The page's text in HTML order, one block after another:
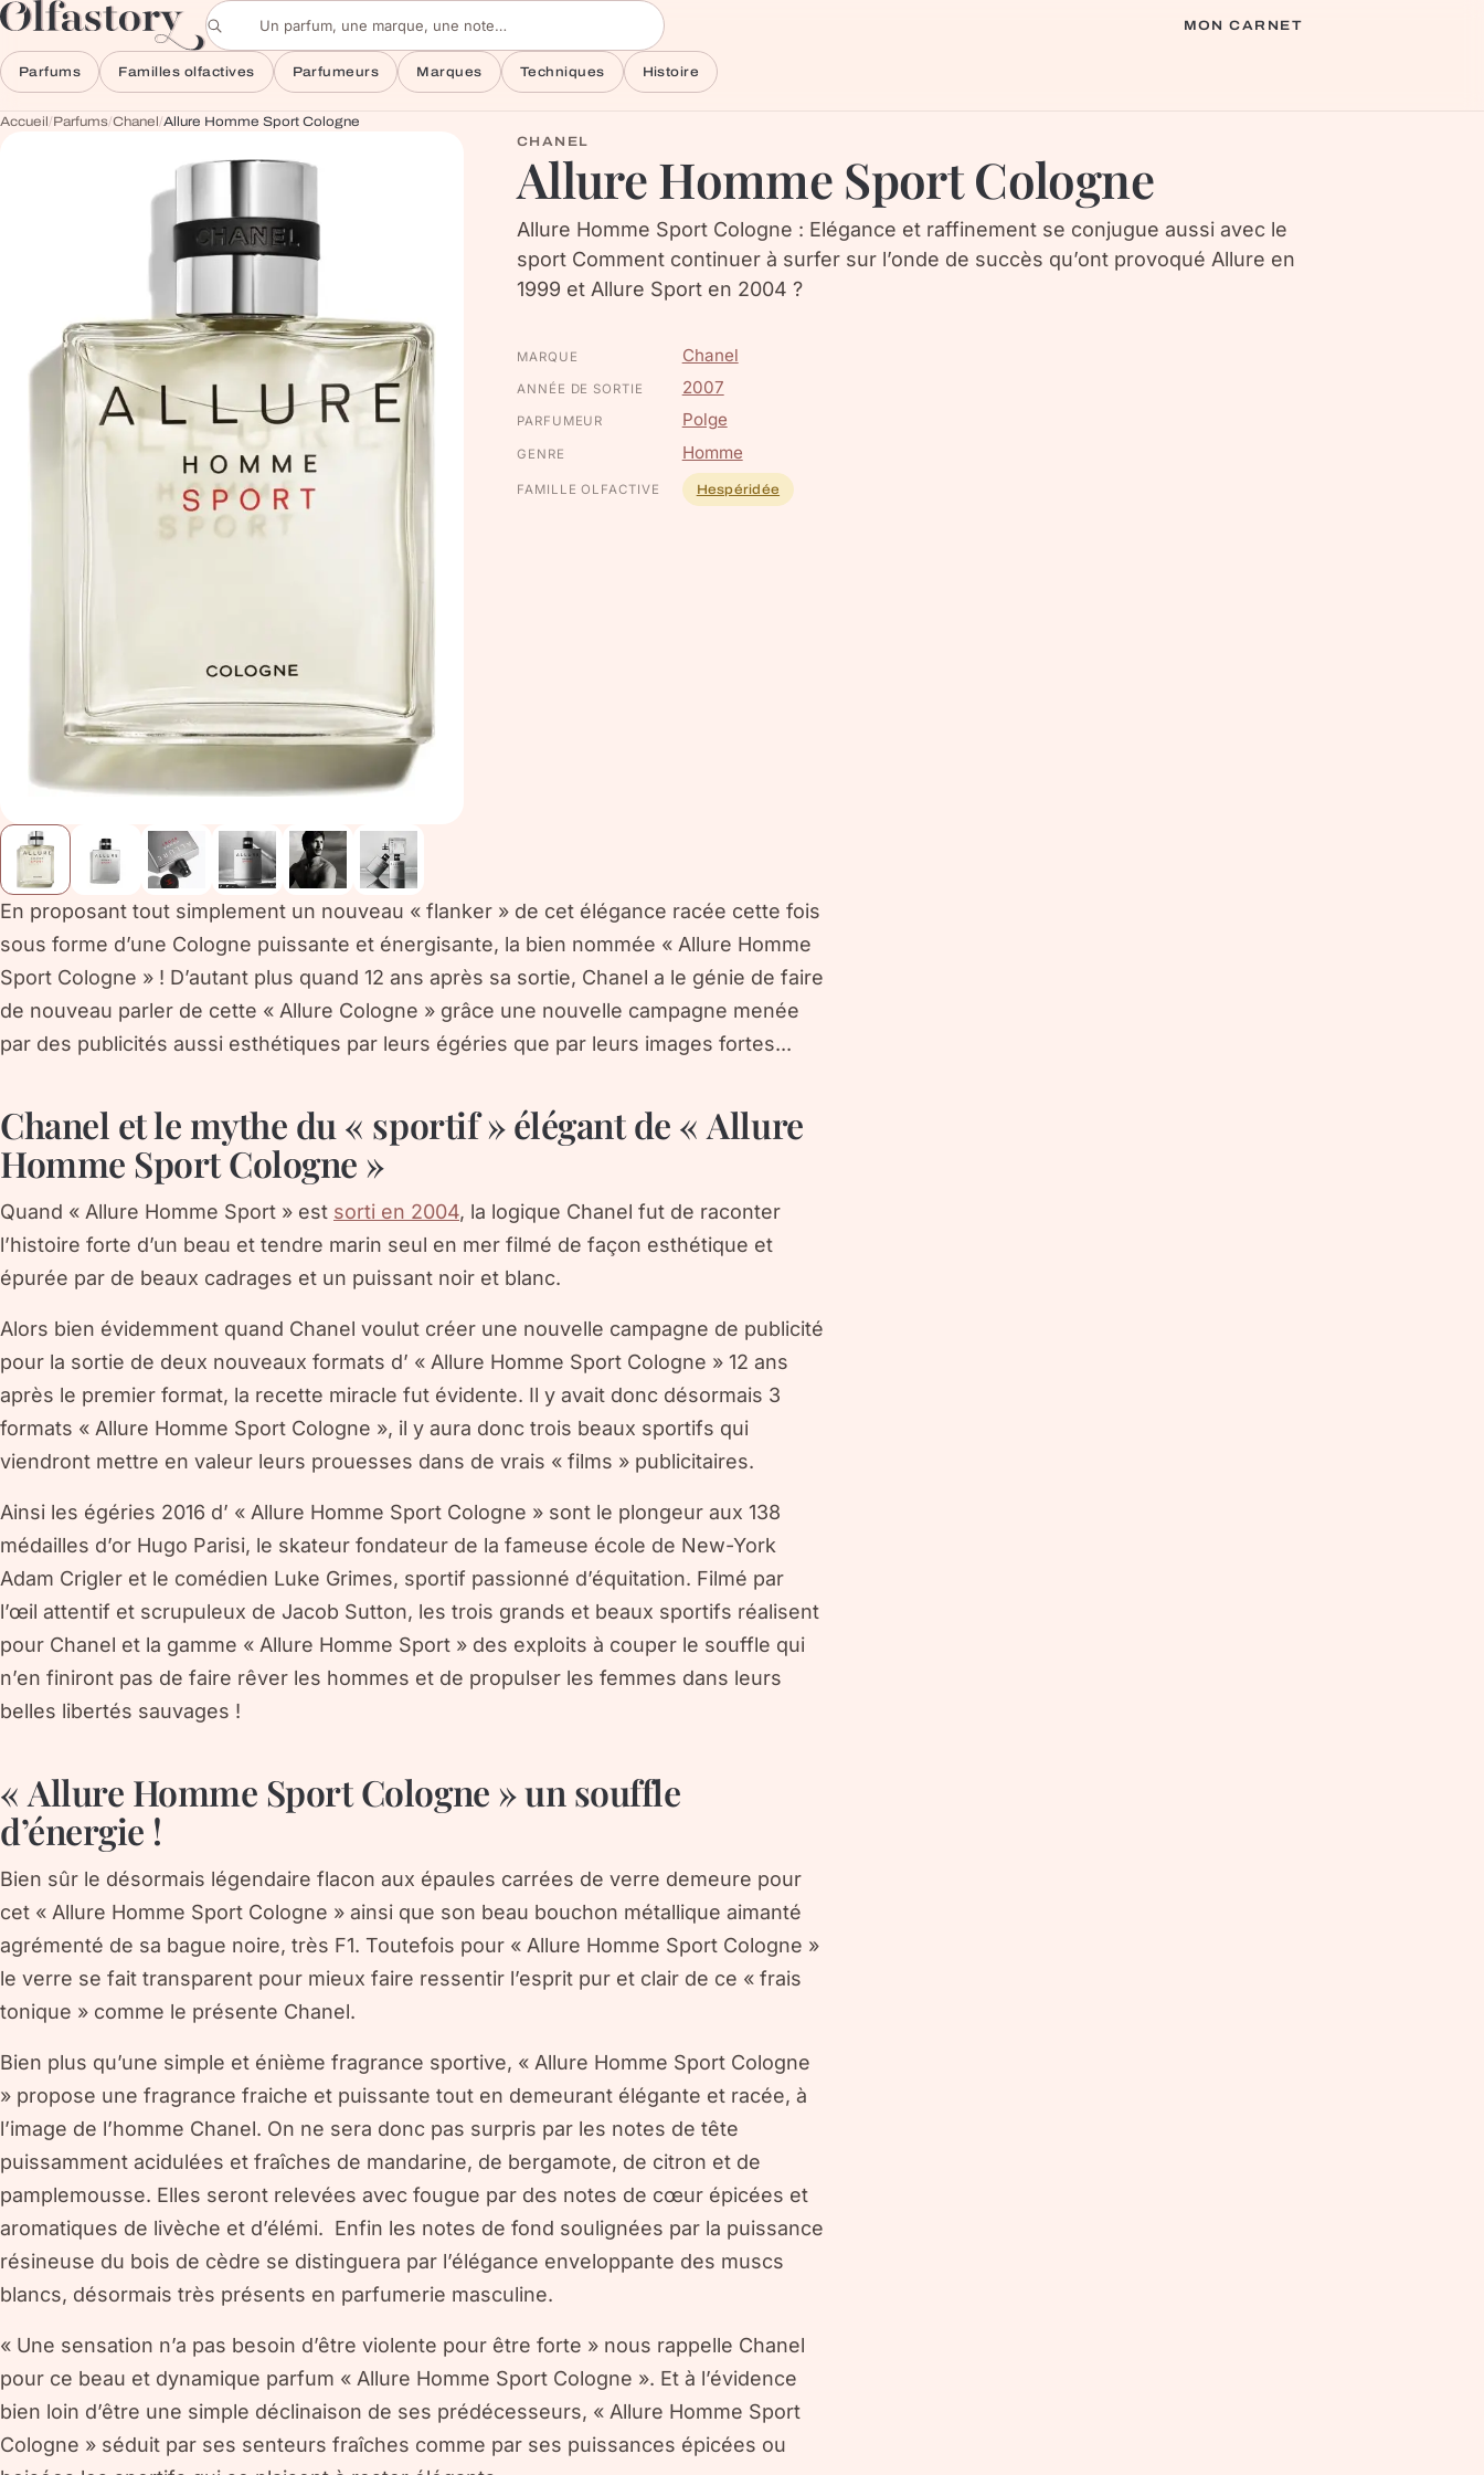
Aller au contenu
Rechercher un parfum
MON CARNET
Parfums Familles olfactives Parfumeurs Marques Techniques Histoire
Accueil/Parfums/Chanel/Allure Homme Sport Cologne
CHANEL
Allure Homme Sport Cologne
Allure Homme Sport Cologne : Elégance et raffinement se conjugue aussi avec le
sport Comment continuer à surfer sur l’onde de succès qu’ont provoqué Allure en
1999 et Allure Sport en 2004 ?
MARQUE Chanel
ANNÉE DE SORTIE 2007
PARFUMEUR Polge
GENRE Homme
FAMILLE OLFACTIVE Hespéridée
En proposant tout simplement un nouveau « flanker » de cet élégance racée cette fois
sous forme d’une Cologne puissante et énergisante, la bien nommée « Allure Homme
Sport Cologne » ! D’autant plus quand 12 ans après sa sortie, Chanel a le génie de faire
de nouveau parler de cette « Allure Cologne » grâce une nouvelle campagne menée
par des publicités aussi esthétiques par leurs égéries que par leurs images fortes...
Chanel et le mythe du « sportif » élégant de « Allure
Homme Sport Cologne »
Quand « Allure Homme Sport » est sorti en 2004, la logique Chanel fut de raconter
l’histoire forte d’un beau et tendre marin seul en mer filmé de façon esthétique et
épurée par de beaux cadrages et un puissant noir et blanc.
Alors bien évidemment quand Chanel voulut créer une nouvelle campagne de publicité
pour la sortie de deux nouveaux formats d’ « Allure Homme Sport Cologne » 12 ans
après le premier format, la recette miracle fut évidente. Il y avait donc désormais 3
formats « Allure Homme Sport Cologne », il y aura donc trois beaux sportifs qui
viendront mettre en valeur leurs prouesses dans de vrais « films » publicitaires.
Ainsi les égéries 2016 d’ « Allure Homme Sport Cologne » sont le plongeur aux 138
médailles d’or Hugo Parisi, le skateur fondateur de la fameuse école de New-York
Adam Crigler et le comédien Luke Grimes, sportif passionné d’équitation. Filmé par
l’œil attentif et scrupuleux de Jacob Sutton, les trois grands et beaux sportifs réalisent
pour Chanel et la gamme « Allure Homme Sport » des exploits à couper le souffle qui
n’en finiront pas de faire rêver les hommes et de propulser les femmes dans leurs
belles libertés sauvages !
« Allure Homme Sport Cologne » un souffle
d’énergie !
Bien sûr le désormais légendaire flacon aux épaules carrées de verre demeure pour
cet « Allure Homme Sport Cologne » ainsi que son beau bouchon métallique aimanté
agrémenté de sa bague noire, très F1. Toutefois pour « Allure Homme Sport Cologne »
le verre se fait transparent pour mieux faire ressentir l’esprit pur et clair de ce « frais
tonique » comme le présente Chanel.
Bien plus qu’une simple et énième fragrance sportive, « Allure Homme Sport Cologne
» propose une fragrance fraiche et puissante tout en demeurant élégante et racée, à
l’image de l’homme Chanel. On ne sera donc pas surpris par les notes de tête
puissamment acidulées et fraîches de mandarine, de bergamote, de citron et de
pamplemousse. Elles seront relevées avec fougue par des notes de cœur épicées et
aromatiques de livèche et d’élémi. Enfin les notes de fond soulignées par la puissance
résineuse du bois de cèdre se distinguera par l’élégance enveloppante des muscs
blancs, désormais très présents en parfumerie masculine.
« Une sensation n’a pas besoin d’être violente pour être forte » nous rappelle Chanel
pour ce beau et dynamique parfum « Allure Homme Sport Cologne ». Et à l’évidence
bien loin d’être une simple déclinaison de ses prédécesseurs, « Allure Homme Sport
Cologne » séduit par ses senteurs fraîches comme par ses puissances épicées ou